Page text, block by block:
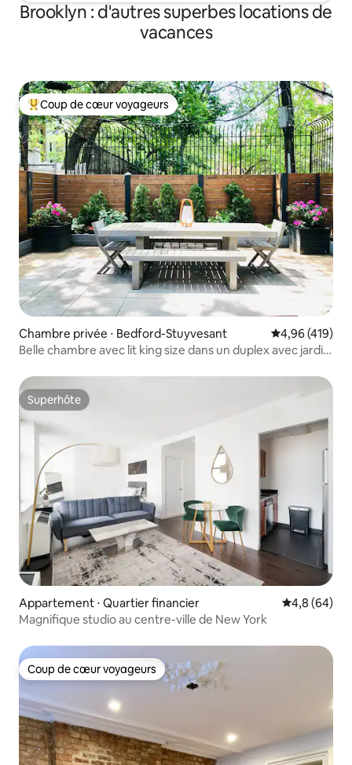
Brooklyn : d'autres superbes locations de
vacances
Coups de cœur voyageurs les plus appréciés
Coup de cœur voyageurs
Chambre privée ⋅ Bedford-Stuyvesant Évaluation
4,96 (419)
Belle chambre avec lit king size dans un duplex avec jardin
Superhôte
Superhôte
Appartement ⋅ Quartier financier Évaluation
4,8 (64)
Magnifique studio au centre-ville de New York
Coup de cœur voyageurs
Coup de cœur voyageurs